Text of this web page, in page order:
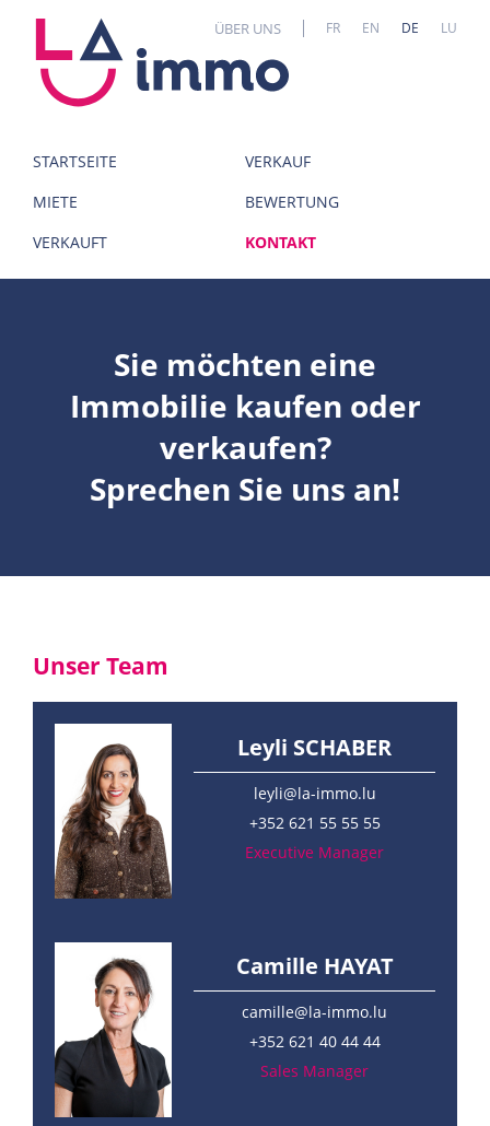
STARTSEITE
VERKAUF
MIETE
BEWERTUNG
VERKAUFT
KONTAKT
ÜBER UNS FR EN DE LU
Sie möchten eine
Immobilie kaufen oder
verkaufen?
Sprechen Sie uns an!
Unser Team
Leyli SCHABER
leyli@la-immo.lu
+352 621 55 55 55
Executive Manager
Camille HAYAT
camille@la-immo.lu
+352 621 40 44 44
Sales Manager